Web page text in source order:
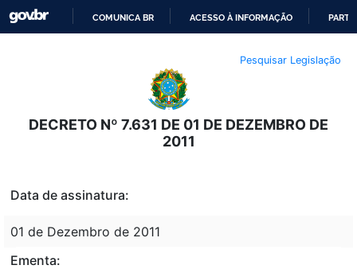
O
CONTEÚDO
COMUNICA BR ACESSO À INFORMAÇÃO
Pesquisar Legislação
DECRETO Nº 7.631 DE 01 DE DEZEMBRO DE
2011
Data de assinatura:
01 de Dezembro de 2011
Ementa: